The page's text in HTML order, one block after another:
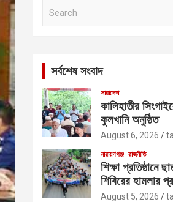
সর্বশেষ সংবাদ
সারাদেশ
কালিহাতীর
কুলখানি অনুষ্ঠিত
August 6, 2026
নারায়ণগঞ্জ রাজনীতি
শিক্ষা প্রতিষ্ঠানে
শিবিরের হামলার
নেতৃত্বে বিক্ষোভ
August 5, 2026